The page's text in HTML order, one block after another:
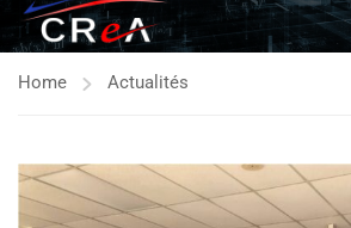
Home Actualités